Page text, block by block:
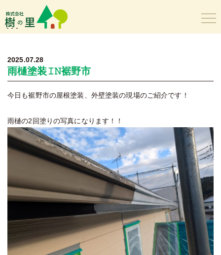
樹の里
2025.07.28
雨樋塗装𝙸𝙽裾野市
今日も裾野市の屋根塗装、外壁塗装の現場のご紹介です！
雨樋の2回塗りの写真になります！！